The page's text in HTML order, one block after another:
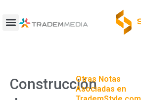
contenido
ConstrucciónOtras Notas
Asociadas en